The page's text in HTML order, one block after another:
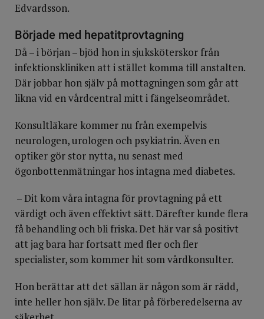
Edvardsson.
Började med hepatitprovtagning
Då – i början – bjöd hon in sjuksköterskor från
infektionskliniken att i stället komma till anstalten.
Där jobbar hon själv på mottagningen som går att
likna vid en vårdcentral mitt i fängelseområdet.
Konsultläkare kommer nu från exempelvis
neurologen, urologen och psykiatrin. Även en
optiker gör stor nytta, nu senast med
ögonbottenmätningar hos intagna med diabetes.
– Dit kom våra intagna för provtagning på ett
värdigt och även effektivt sätt. Därefter kunde flera
få behandling och bli friska. Det här var så positivt
att jag bara har fortsatt med fler och fler
specialister, som kommer hit som vårdkonsulter.
Hon berättar att det sällan är någon som är rädd,
inte heller hon själv. De litar på förberedelserna av